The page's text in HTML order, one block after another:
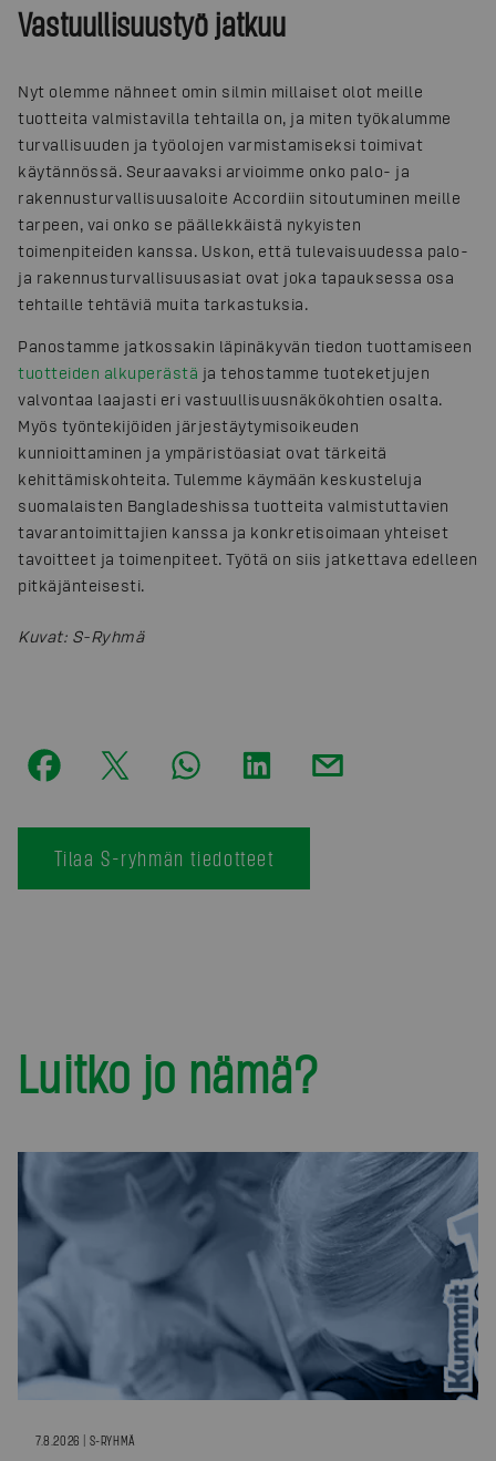
Vastuullisuustyö jatkuu
Nyt olemme nähneet omin silmin millaiset olot meille
tuotteita valmistavilla tehtailla on, ja miten työkalumme
turvallisuuden ja työolojen varmistamiseksi toimivat
käytännössä. Seuraavaksi arvioimme onko palo- ja
rakennusturvallisuusaloite Accordiin sitoutuminen meille
tarpeen, vai onko se päällekkäistä nykyisten
toimenpiteiden kanssa. Uskon, että tulevaisuudessa palo-
ja rakennusturvallisuusasiat ovat joka tapauksessa osa
tehtaille tehtäviä muita tarkastuksia.
Panostamme jatkossakin läpinäkyvän tiedon tuottamiseen
tuotteiden alkuperästä ja tehostamme tuoteketjujen
valvontaa laajasti eri vastuullisuusnäkökohtien osalta.
Myös työntekijöiden järjestäytymisoikeuden
kunnioittaminen ja ympäristöasiat ovat tärkeitä
kehittämiskohteita. Tulemme käymään keskusteluja
suomalaisten Bangladeshissa tuotteita valmistuttavien
tavarantoimittajien kanssa ja konkretisoimaan yhteiset
tavoitteet ja toimenpiteet. Työtä on siis jatkettava edelleen
pitkäjänteisesti.
Kuvat: S-Ryhmä
Tilaa S-ryhmän tiedotteet
Luitko jo nämä?
7.8.2026 | S-RYHMÄ